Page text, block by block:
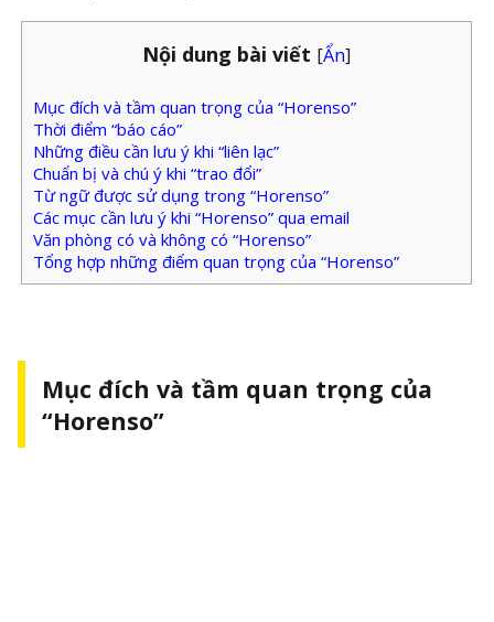
Nội dung bài viết [Ẩn]
Mục đích và tầm quan trọng của “Horenso”
Thời điểm “báo cáo”
Những điều cần lưu ý khi “liên lạc”
Chuẩn bị và chú ý khi “trao đổi”
Từ ngữ được sử dụng trong “Horenso”
Các mục cần lưu ý khi “Horenso” qua email
Văn phòng có và không có “Horenso”
Tổng hợp những điểm quan trọng của “Horenso”
Mục đích và tầm quan trọng của
“Horenso”